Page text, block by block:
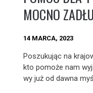
MOCNO
14 MARCA, 2023
Poszukując na
kto pomoże nam
wy już od dawna